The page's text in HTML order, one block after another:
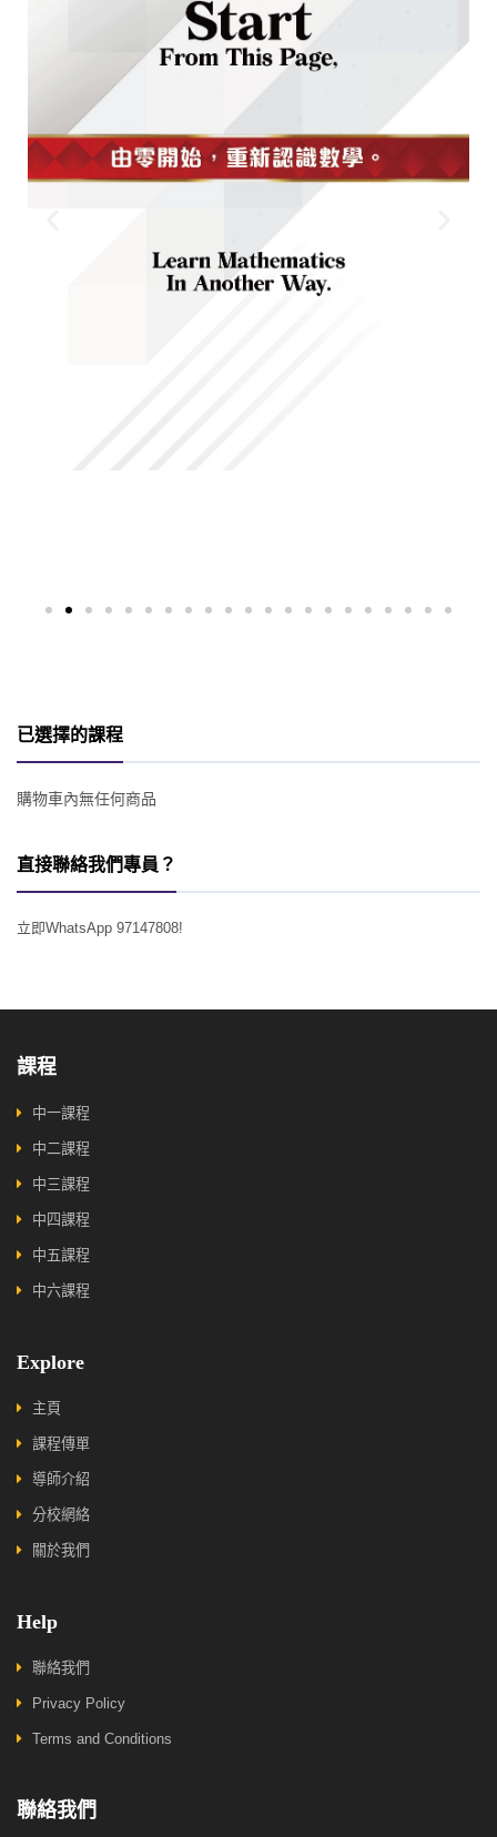
已選擇的課程
購物車內無任何商品
直接聯絡我們專員？
立即WhatsApp 97147808!
課程
中一課程
中二課程
中三課程
中四課程
中五課程
中六課程
Explore
主頁
課程傳單
導師介紹
分校網絡
關於我們
Help
聯絡我們
Privacy Policy
Terms and Conditions
聯絡我們